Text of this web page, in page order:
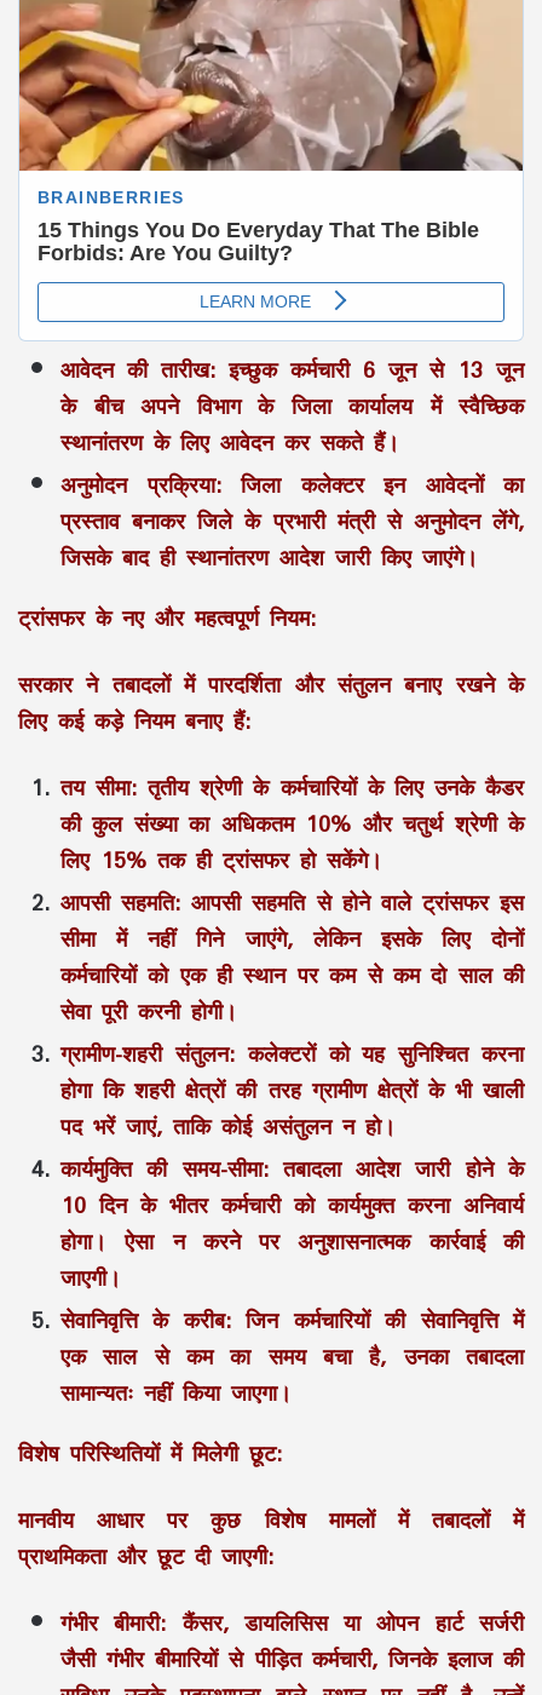
आवेदन की तारीख: इच्छुक कर्मचारी 6 जून से 13 जून
के बीच अपने विभाग के जिला कार्यालय में स्वैच्छिक
स्थानांतरण के लिए आवेदन कर सकते हैं।
अनुमोदन प्रक्रिया:जिला कलेक्टर इन आवेदनों का
प्रस्ताव बनाकर जिले के प्रभारी मंत्री से अनुमोदन लेंगे,
जिसके बाद ही स्थानांतरण आदेश जारी किए जाएंगे।
ट्रांसफर के नए और महत्वपूर्ण नियम:
सरकार ने तबादलों में पारदर्शिता और संतुलन बनाए रखने के
लिए कई कड़े नियम बनाए हैं:
तय सीमा: तृतीय श्रेणी के कर्मचारियों के लिए उनके कैडर
की कुल संख्या का अधिकतम 10% और चतुर्थ श्रेणी के
लिए 15% तक ही ट्रांसफर हो सकेंगे।
आपसी सहमति: आपसी सहमति से होने वाले ट्रांसफर इस
सीमा में नहीं गिने जाएंगे, लेकिन इसके लिए दोनों
कर्मचारियों को एक ही स्थान पर कम से कम दो साल की
सेवा पूरी करनी होगी।
ग्रामीण-शहरी संतुलन:कलेक्टरों को यह सुनिश्चित करना
होगा कि शहरी क्षेत्रों की तरह ग्रामीण क्षेत्रों के भी खाली
पद भरें जाएं, ताकि कोई असंतुलन न हो।
कार्यमुक्ति की समय-सीमा:तबादला आदेश जारी होने के
10 दिन के भीतर कर्मचारी को कार्यमुक्त करना अनिवार्य
होगा। ऐसा न करने पर अनुशासनात्मक कार्रवाई की
जाएगी।
सेवानिवृत्ति के करीब:जिन कर्मचारियों की सेवानिवृत्ति में
एक साल से कम का समय बचा है, उनका तबादला
सामान्यतः नहीं किया जाएगा।
विशेष परिस्थितियों में मिलेगी छूट:
मानवीय आधार पर कुछ विशेष मामलों में तबादलों में
प्राथमिकता और छूट दी जाएगी:
गंभीर बीमारी: कैंसर, डायलिसिस या ओपन हार्ट सर्जरी
जैसी गंभीर बीमारियों से पीड़ित कर्मचारी, जिनके इलाज की